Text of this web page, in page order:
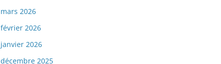
mars 2026
février 2026
janvier 2026
décembre 2025